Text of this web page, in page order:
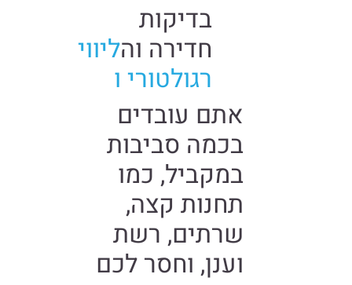
בדיקות
חדירה והליווי
רגולטורי ו
אתם עובדים
בכמה סביבות
במקביל, כמו
תחנות קצה,
שרתים, רשת
וענן, וחסר לכם